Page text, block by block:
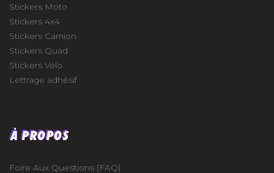
Stickers Moto
Stickers 4x4
Stickers Camion
Stickers Quad
Stickers Vélo
Lettrage adhésif
À PROPOS
Foire Aux Questions (FAQ)